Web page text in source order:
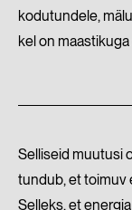
kodutundele,
kel on
Selliseid muutusi
tundub, et toimuv
Selleks, et